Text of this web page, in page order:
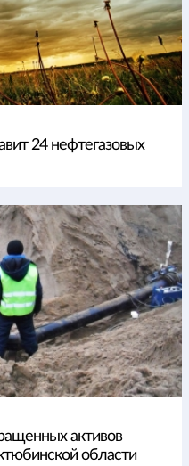
24 нефтегазовых
активов
области